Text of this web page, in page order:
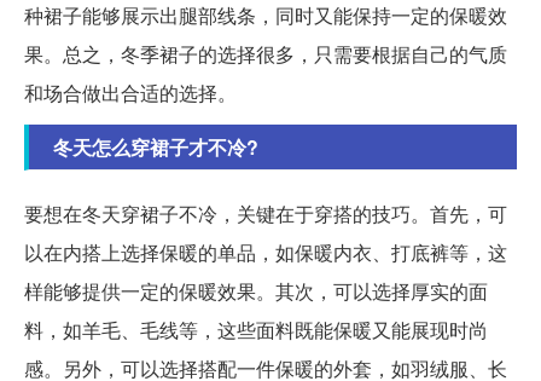
种裙子能够展示出腿部线条，同时又能保持一定的保暖效
果。总之，冬季裙子的选择很多，只需要根据自己的气质
和场合做出合适的选择。
冬天怎么穿裙子才不冷?
要想在冬天穿裙子不冷，关键在于穿搭的技巧。首先，可
以在内搭上选择保暖的单品，如保暖内衣、打底裤等，这
样能够提供一定的保暖效果。其次，可以选择厚实的面
料，如羊毛、毛线等，这些面料既能保暖又能展现时尚
感。另外，可以选择搭配一件保暖的外套，如羽绒服、长